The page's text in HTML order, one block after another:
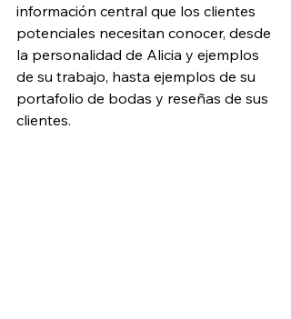
información central que los clientes
potenciales necesitan conocer, desde
la personalidad de Alicia y ejemplos
de su trabajo, hasta ejemplos de su
portafolio de bodas y reseñas de sus
clientes.